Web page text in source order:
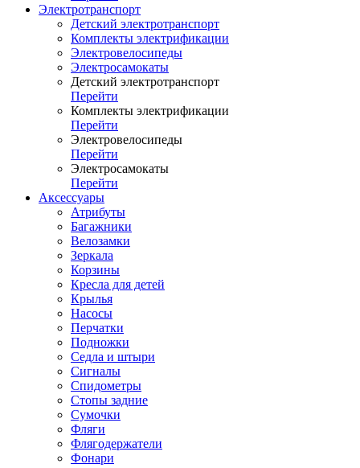
Электротранспорт
Детский электротранспорт
Комплекты электрификации
Электровелосипеды
Электросамокаты
Детский электротранспорт
Перейти
Комплекты электрификации
Перейти
Электровелосипеды
Перейти
Электросамокаты
Перейти
Аксессуары
Атрибуты
Багажники
Велозамки
Зеркала
Корзины
Кресла для детей
Крылья
Насосы
Перчатки
Подножки
Седла и штыри
Сигналы
Спидометры
Стопы задние
Сумочки
Фляги
Флягодержатели
Фонари